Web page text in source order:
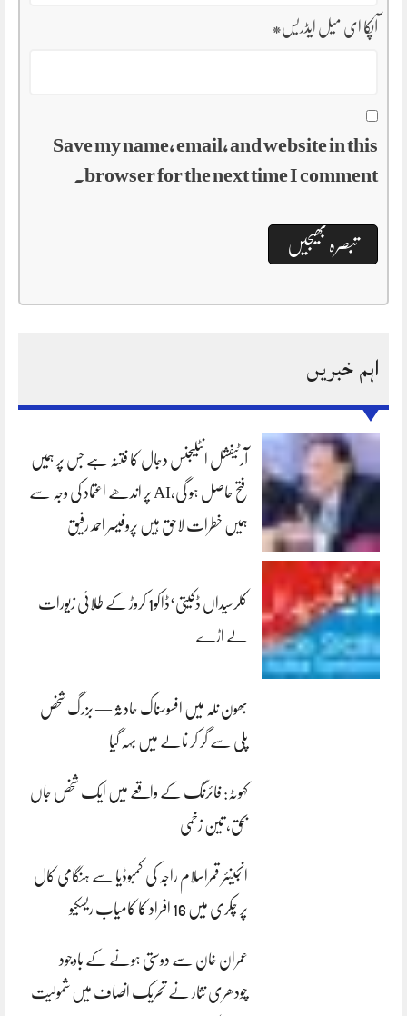
آپکا ای میل ایڈریس*
Save my name, email, and website in this
browser for the next time I comment.
اہم خبریں
آرٹیفشل انٹلیجنس دجال کا فتنہ ہے جس پر ہمیں
فتح حاصل ہو گی،AI پر اندھے اعتماد کی وجہ سے
ہمیں خطرات لاحق ہیں پروفیسر احمد رفیق
کلرسیداں ڈکیتی‘ڈاکو1 کروڑ کے طلائی زیورات
لے اڑے
بھون نلہ میں افسوسناک حادثہ — بزرگ شخص
پلی سے گر کر نالے میں بہہ گیا
کہوٹہ: فائرنگ کے واقعے میں ایک شخص جاں
بحق، تین زخمی
انجینئر قمراسلام راجہ کی کمبوڈیا سے ہنگامی کال
پر چکری میں 16 افراد کا کامیاب ریسکیو
عمران خان سے دوستی ہونے کے باوجود
چودھری نثار نے تحریک انصاف میں شمولیت